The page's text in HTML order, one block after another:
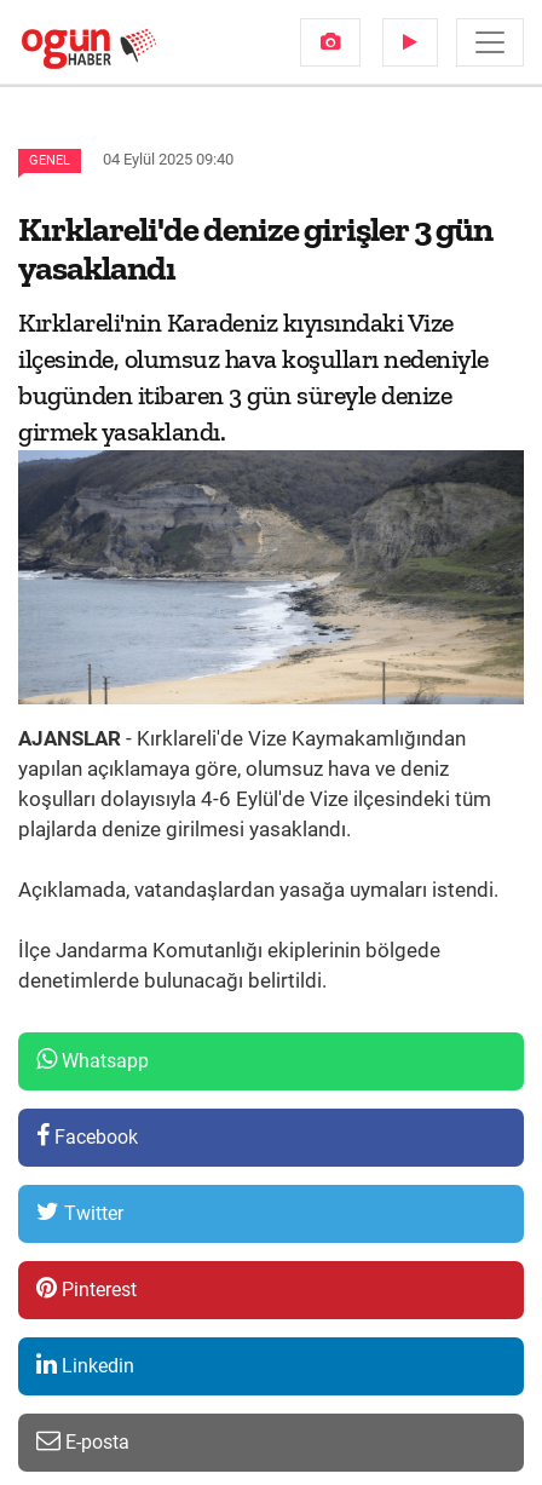
GENEL 04 Eylül 2025 09:40
Kırklareli'de denize girişler 3 gün
yasaklandı
Kırklareli'nin Karadeniz kıyısındaki Vize
ilçesinde, olumsuz hava koşulları nedeniyle
bugünden itibaren 3 gün süreyle denize
girmek yasaklandı.
AJANSLAR - Kırklareli'de Vize Kaymakamlığından
yapılan açıklamaya göre, olumsuz hava ve deniz
koşulları dolayısıyla 4-6 Eylül'de Vize ilçesindeki tüm
plajlarda denize girilmesi yasaklandı.
Açıklamada, vatandaşlardan yasağa uymaları istendi.
İlçe Jandarma Komutanlığı ekiplerinin bölgede
denetimlerde bulunacağı belirtildi.
Whatsapp
Facebook
Twitter
Pinterest
Linkedin
E-posta